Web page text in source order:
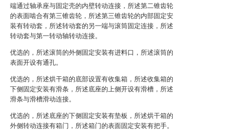
端通过轴承座与固定壳的内壁转动连接，所述第二锥齿轮
的表面啮合有第三锥齿轮，所述第三锥齿轮的内部固定安
装有转动套，所述转动套的另一端与滚筒固定连接，所述
转动套与第一转动轴转动连接。
优选的，所述滚筒的外侧固定安装有进料口，所述滚筒的
表面开设有通孔。
优选的，所述烘干箱的底部设置有收集箱，所述收集箱的
下侧固定安装有滑条，所述底座的上侧开设有滑槽，所述
滑条与滑槽滑动连接。
优选的，所述底座的下侧固定安装有垫板，所述烘干箱的
外侧转动连接有箱门，所述箱门的表面固定安装有把手。